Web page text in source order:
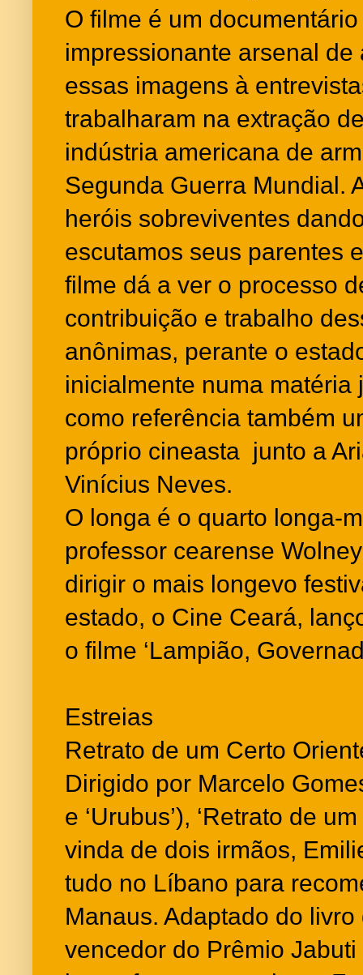
O filme é um
impressionante arsenal
essas imagens à
trabalharam na extração
indústria americana de
Segunda Guerra Mundial.
heróis sobreviventes
escutamos seus parentes
filme dá a ver o processo
contribuição e trabalho
anônimas, perante o
inicialmente numa matéria
como referência também
próprio cineasta junto a
Vinícius Neves.
O longa é o quarto longa-
professor cearense
dirigir o mais longevo
estado, o Cine Ceará,
o filme ‘Lampião,
Estreias
Retrato de um Certo
Dirigido por Marcelo
e ‘Urubus’), ‘Retrato de
vinda de dois irmãos,
tudo no Líbano para
Manaus. Adaptado do
vencedor do Prêmio